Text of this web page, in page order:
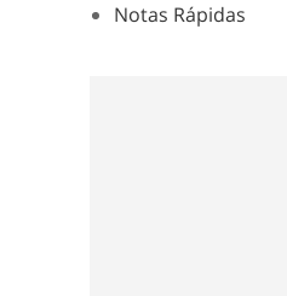
Notas Rápidas